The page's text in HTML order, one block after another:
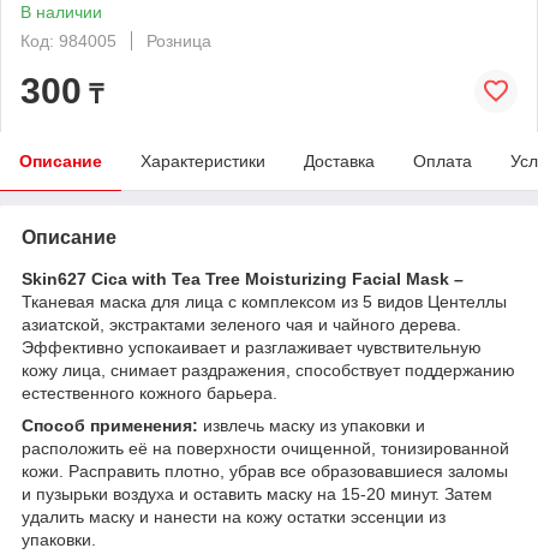
В наличии
Код: 984005
Розница
300 ₸
Описание Характеристики Доставка Оплата
Описание
Skin627 Cica with Tea Tree Moisturizing Facial Mask –
Тканевая маска для лица с комплексом из 5 видов Центеллы
азиатской, экстрактами зеленого чая и чайного дерева.
Эффективно успокаивает и разглаживает чувствительную
кожу лица, снимает раздражения, способствует поддержанию
естественного кожного барьера.
Способ применения: извлечь маску из упаковки и
расположить её на поверхности очищенной, тонизированной
кожи. Расправить плотно, убрав все образовавшиеся заломы
и пузырьки воздуха и оставить маску на 15-20 минут. Затем
удалить маску и нанести на кожу остатки эссенции из
упаковки.